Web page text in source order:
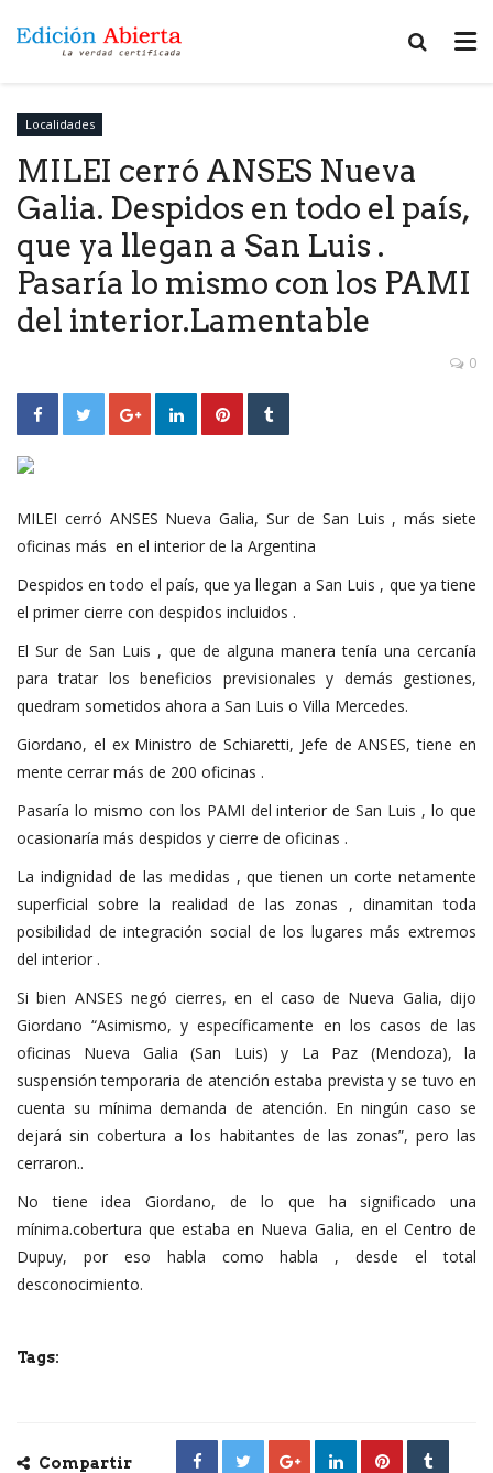
Localidades
MILEI cerró ANSES Nueva
Galia. Despidos en todo el país,
que ya llegan a San Luis .
Pasaría lo mismo con los PAMI
del interior.Lamentable
0
MILEI cerró ANSES Nueva Galia, Sur de San Luis , más siete
oficinas más en el interior de la Argentina
Despidos en todo el país, que ya llegan a San Luis , que ya tiene
el primer cierre con despidos incluidos .
El Sur de San Luis , que de alguna manera tenía una cercanía
para tratar los beneficios previsionales y demás gestiones,
quedram sometidos ahora a San Luis o Villa Mercedes.
Giordano, el ex Ministro de Schiaretti, Jefe de ANSES, tiene en
mente cerrar más de 200 oficinas .
Pasaría lo mismo con los PAMI del interior de San Luis , lo que
ocasionaría más despidos y cierre de oficinas .
La indignidad de las medidas , que tienen un corte netamente
superficial sobre la realidad de las zonas , dinamitan toda
posibilidad de integración social de los lugares más extremos
del interior .
Si bien ANSES negó cierres, en el caso de Nueva Galia, dijo
Giordano “Asimismo, y específicamente en los casos de las
oficinas Nueva Galia (San Luis) y La Paz (Mendoza), la
suspensión temporaria de atención estaba prevista y se tuvo en
cuenta su mínima demanda de atención. En ningún caso se
dejará sin cobertura a los habitantes de las zonas”, pero las
cerraron..
No tiene idea Giordano, de lo que ha significado una
mínima.cobertura que estaba en Nueva Galia, en el Centro de
Dupuy, por eso habla como habla , desde el total
desconocimiento.
Tags:
Compartir